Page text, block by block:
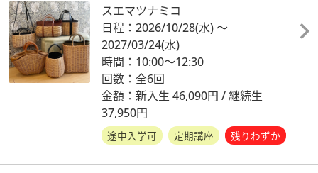
スエマツナミコ
日程：2026/10/28(水)～
2027/03/24(水)
時間：10:00～12:30
回数：全6回
金額：新入生 46,090円 / 継続生
37,950円
途中入学可 定期講座 残りわずか